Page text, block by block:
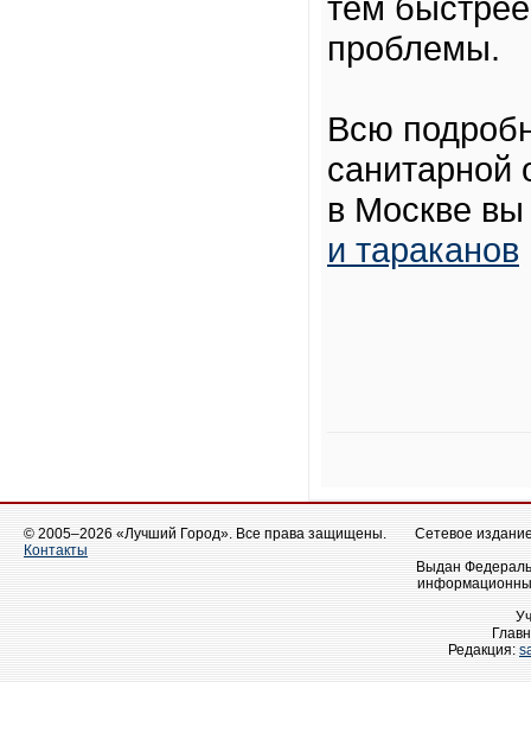
проблемы.
Всю
санитарной
в Москве
и тараканов
© 2005–2026 «Лучший Город». Все права защищены.
Контакты
Сетевое
Выдан
Редакция: